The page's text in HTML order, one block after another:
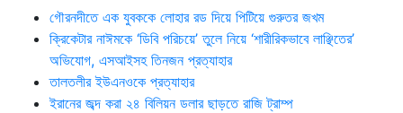
গৌরনদীতে এক যুবককে লোহার রড দিয়ে পিটিয়ে গুরুতর জখম
ক্রিকেটার নাঈমকে ‘ডিবি পরিচয়ে’ তুলে নিয়ে ‘শারীরিকভাবে লাঞ্ছিতের’
অভিযোগ, এসআইসহ তিনজন প্রত্যাহার
তালতলীর ইউএনওকে প্রত্যাহার
ইরানের জব্দ করা ২৪ বিলিয়ন ডলার ছাড়তে রাজি ট্রাম্প